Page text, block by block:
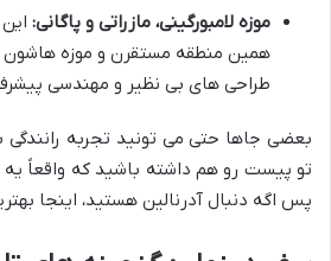
موزه لامبورگینی، مازراتی و پاگانی:
همین منطقه مستقرن و موزه هاشون
طراحی های بی نظیر و مهندسی
بعضی جاها حتی می تونید تجربه
تو پیست رو هم داشته باشید که واقعاً
پس اگه دنبال آدرنالین هستید، اینجا